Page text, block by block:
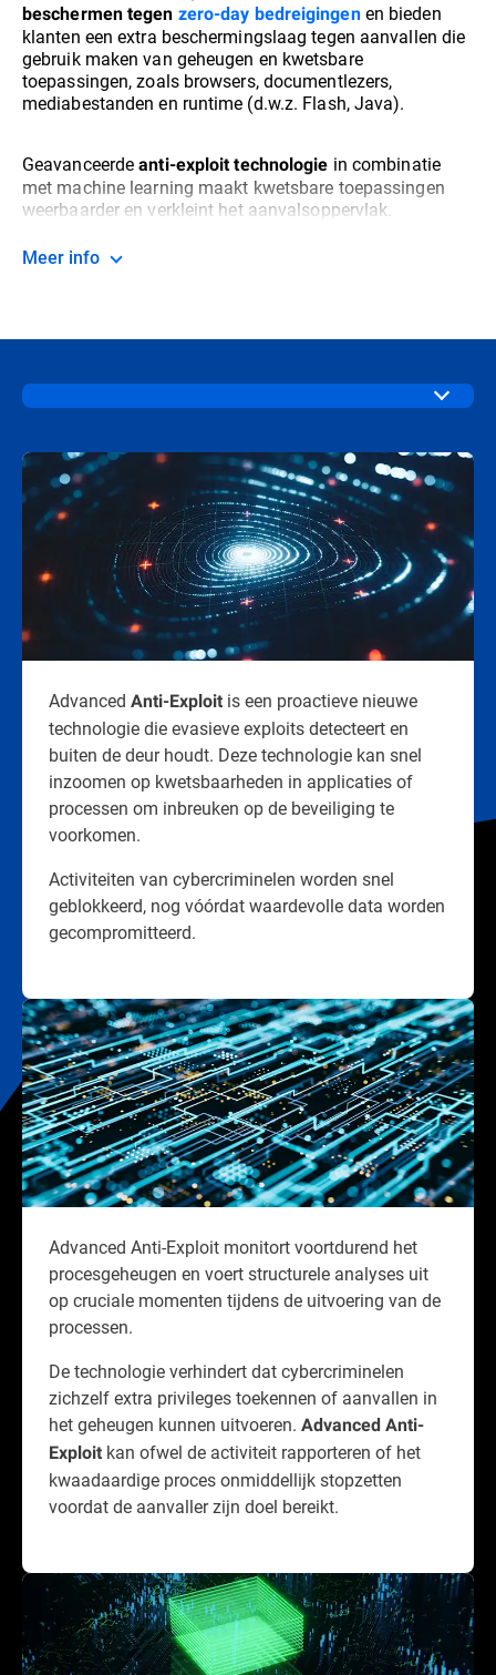
beschermen tegen zero-day bedreigingenen bieden
klanten een extra beschermingslaag tegen aanvallen die
gebruik maken van geheugen en kwetsbare
toepassingen, zoals browsers, documentlezers,
mediabestanden en runtime (d.w.z. Flash, Java).
Geavanceerdeanti-exploit technologie in combinatie
met machine learning maakt kwetsbare toepassingen
weerbaarder en verkleint het aanvalsoppervlak.
Meer info
Advanced Anti-Exploit is een proactieve nieuwe
technologie die evasieve exploits detecteert en
buiten de deur houdt. Deze technologie kan snel
inzoomen op kwetsbaarheden in applicaties of
processen om inbreuken op de beveiliging te
voorkomen.
Activiteiten van cybercriminelen worden snel
geblokkeerd, nog vóórdat waardevolle data worden
gecompromitteerd.
Advanced Anti-Exploit monitort voortdurend het
procesgeheugen en voert structurele analyses uit
op cruciale momenten tijdens de uitvoering van de
processen.
De technologie verhindert dat cybercriminelen
zichzelf extra privileges toekennen of aanvallen in
het geheugen kunnen uitvoeren. Advanced Anti-
Exploit kan ofwel de activiteit rapporteren of het
kwaadaardige proces onmiddellijk stopzetten
voordat de aanvaller zijn doel bereikt.